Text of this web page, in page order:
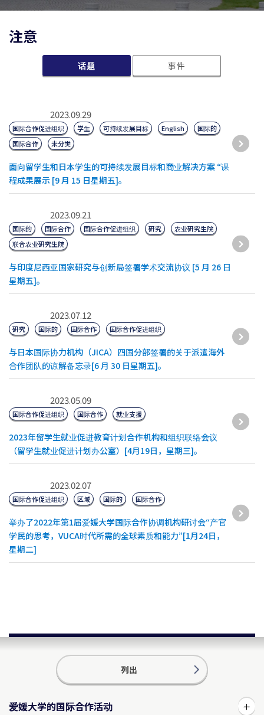
注意
列出
话题 事件
2023.09.29
面向留学生和日本学生的可持续发展目标和商业解决方案 “课
程成果展示 [9 月 15 日星期五]。
国际合作促进组织 学生 可持续发展目标 English
国际的
国际合作
未分类
2023.09.21
与印度尼西亚国家研究与创新局签署学术交流协议 [5 月 26 日
星期五]。
国际的 国际合作 国际合作促进组织 研究
农业研究生院
联合农业研究生院
2023.07.12
与日本国际协力机构（JICA）四国分部签署的关于派遣海外
合作团队的谅解备忘录[6 月 30 日星期五]。
研究 国际的 国际合作 国际合作促进组织
2023.05.09
2023年留学生就业促进教育计划合作机构和组织联络会议
（留学生就业促进计划办公室）[4月19日，星期三]。
国际合作促进组织 国际合作 就业支援
2023.02.07
举办了2022年第1届爱媛大学国际合作协调机构研讨会“产官
学民的思考，VUCA时代所需的全球素质和能力”[1月24日，
星期二]
国际合作促进组织 区域 国际的 国际合作
爱媛大学的国际合作活动